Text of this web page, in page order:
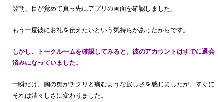
翌朝、目が覚めて真っ先にアプリの画面を確認しました。
もう一度彼にお礼を伝えたいという気持ちがあったからです。
しかし、トークルームを確認してみると、彼のアカウントはすでに退会
済みになっていました。
一瞬だけ、胸の奥がチクリと痛むような寂しさを感じましたが、すぐに
それは清々しさに変わりました。